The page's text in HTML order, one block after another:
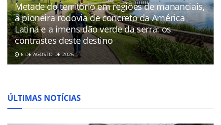
Metade do território em regiões de mananciais,
a pioneira rodovia de concreto da América
Latina e a imensidão verde da serra: os
contrastes deste destino
6 DE AGOSTO DE 2026
ÚLTIMAS NOTÍCIAS